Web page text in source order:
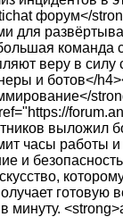
форум</
для
команда
веру в
и ботов</
выложил
часы работы
и